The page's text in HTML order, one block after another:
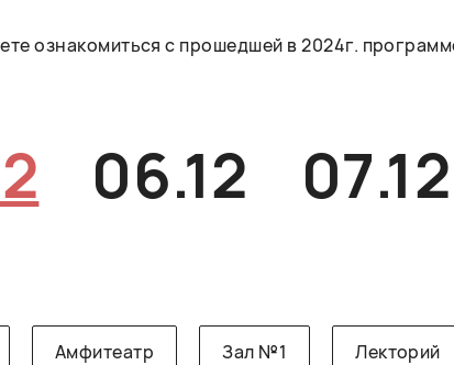
ознакомиться с прошедшей в 2024г.
06.12 07.12
Амфитеатр Зал №1 Лекторий